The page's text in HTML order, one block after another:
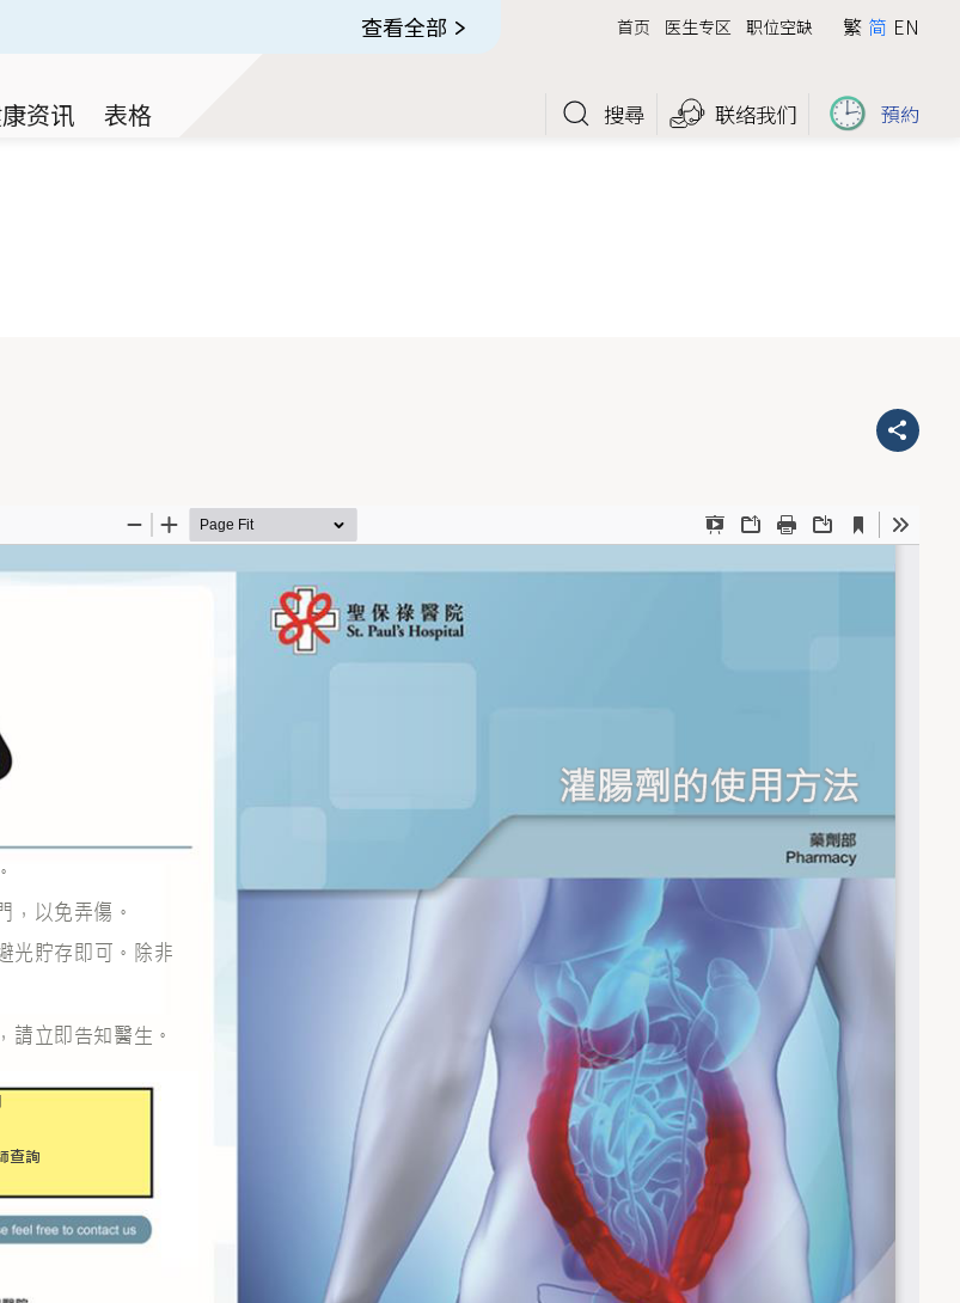
查看全部 首页 医生专区 职位空缺 繁 简 EN
资讯 表格 搜尋 联络我们 預約